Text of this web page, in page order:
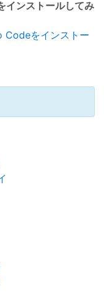
インストールしてみ
Codeをインストー